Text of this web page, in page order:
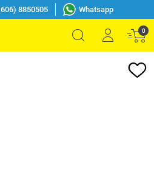
8850505 Whatsapp
0